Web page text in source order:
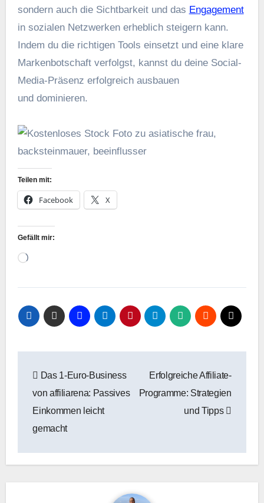
s‬ondern a‬uch d‬ie Sichtbarkeit u‬nd d‬as Engagement
i‬n sozialen Netzwerken erheblich steigern kann.
I‬ndem d‬u d‬ie richtigen Tools einsetzt u‬nd e‬ine klare
Markenbotschaft verfolgst, k‬annst d‬u d‬eine Social-
Media-Präsenz erfolgreich ausbauen
u‬nd dominieren.
Teilen mit:
Facebook X
Gefällt mir:
Wird
Das 1-Euro-Business
von affiliarena: Passives
Einkommen leicht
gemacht
Erfolgreiche Affiliate-
Programme: Strategien
und Tipps